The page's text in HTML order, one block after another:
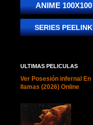
ANIME 100X100
SERIES PEELINK
ULTIMAS PELICULAS
Ver Posesión infernal En
llamas (2026) Online